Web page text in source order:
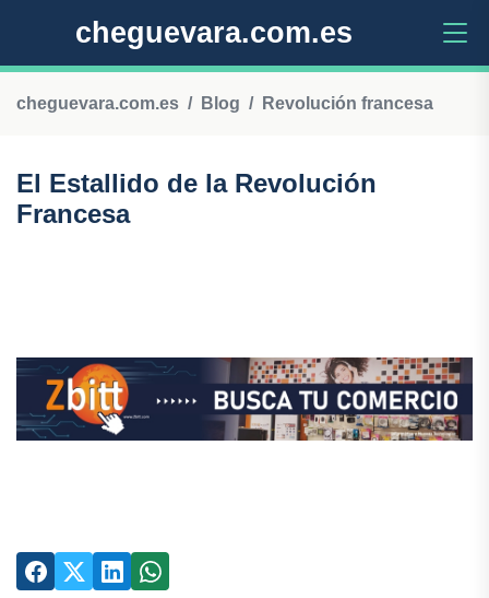
cheguevara.com.es
cheguevara.com.es Blog Revolución francesa
El Estallido de la Revolución
Francesa